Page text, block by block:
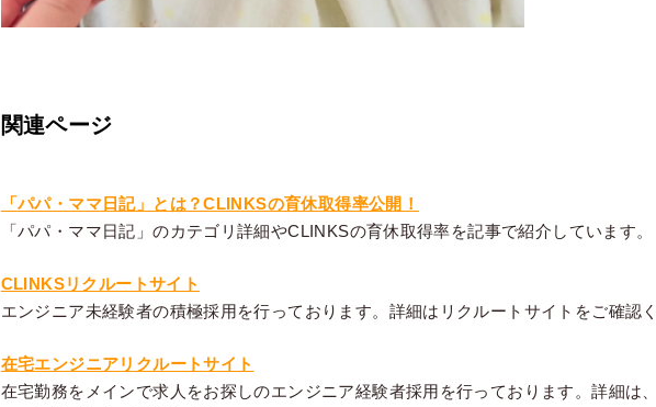
関連ページ
「パパ・ママ日記」とは？CLINKSの育休取得率公開！
「パパ・ママ日記」のカテゴリ詳細やCLINKSの育休取得率を記事で紹介しています。
CLINKSリクルートサイト
エンジニア未経験者の積極採用を行っております。詳細はリクルートサイトをご確認く
在宅エンジニアリクルートサイト
在宅勤務をメインで求人をお探しのエンジニア経験者採用を行っております。詳細は